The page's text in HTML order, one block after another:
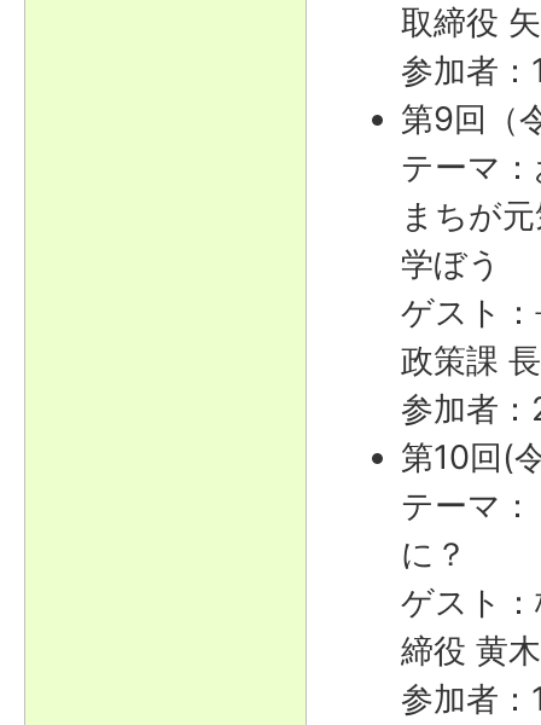
取締役
参加者：
第9回（
テーマ
まちが
学ぼう
ゲスト
政策課
参加者
第10回(
テーマ
に？
ゲスト
締役 ⻩
参加者：